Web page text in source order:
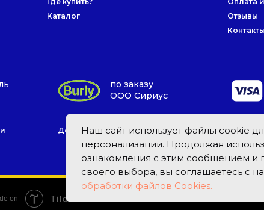
Наш сайт использует файлы cookie
персонализации. Продолжая
ознакомления с этим сообщением и
своего выбора, вы соглашаетесь с
обработки файлов Cookies.
Каталог
Отзывы
Контакты
по заказу
ООО Сириус
Договор оферты
on Tilda